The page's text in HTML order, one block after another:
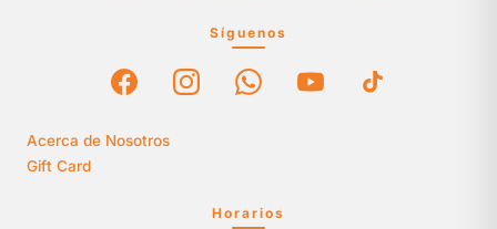
Síguenos
Acerca de Nosotros
Gift Card
Horarios